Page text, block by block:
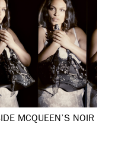
MCQUEEN’S NOIR